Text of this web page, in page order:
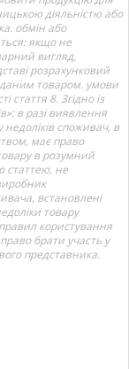
діяльністю або
обмін або
якщо не
вигляд,
розрахунковий
товаром. умови
стаття 8. Згідно із
в разі виявлення
недоліків споживач, в
має право
в розумний
статтею, не
встановлені
товару
користування
брати участь у
представника.